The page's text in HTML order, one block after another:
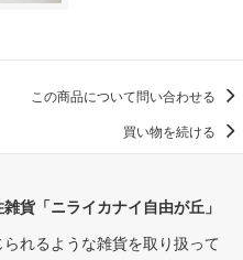
この商品について問い合わせる
買い物を続ける
貨「ニライカナイ自由が丘」
れるような雑貨を取り扱って